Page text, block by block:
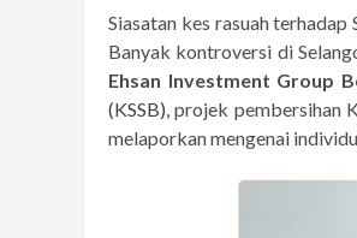
Siasatan kes rasuah
Banyak kontroversi di
Ehsan Investment Group
(KSSB) , projek pembersihan
melaporkan mengenai